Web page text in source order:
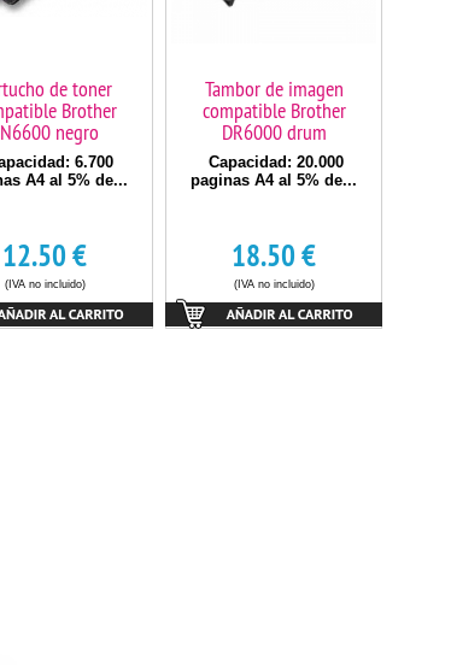
de toner
Brother
negro
6.700
A4 al 5% de...
12.50€
(IVA no incluido)
Tambor de imagen
compatible Brother
DR6000 drum
Capacidad: 20.000
paginas A4 al 5% de...
18.50€
(IVA no incluido)